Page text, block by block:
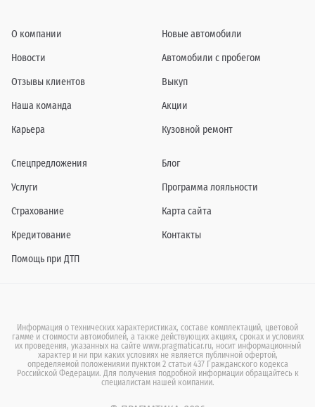
О компании
Новости
Отзывы клиентов
Наша команда
Карьера
Новые автомобили
Автомобили с пробегом
Выкуп
Акции
Кузовной ремонт
Спецпредложения
Услуги
Страхование
Кредитование
Помощь при ДТП
Блог
Программа лояльности
Карта сайта
Контакты
Информация о технических характеристиках, составе комплектаций, цветовой
гамме и стоимости автомобилей, а также действующих акциях, сроках и условиях
их проведения, указанных на сайте www.pragmaticar.ru, носит информационный
характер и ни при каких условиях не является публичной офертой,
определяемой положениями пунктом 2 статьи 437 Гражданского кодекса
Российской Федерации. Для получения подробной информации обращайтесь к
специалистам нашей компании.